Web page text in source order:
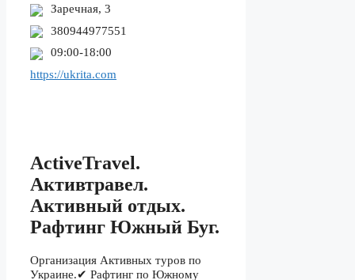
Заречная, 3
380944977551
09:00-18:00
https://ukrita.com
ActiveTravel.
Активтравел.
Активный отдых.
Рафтинг Южный Буг.
Организация Активных туров по
Украине.✔ Рафтинг по Южному